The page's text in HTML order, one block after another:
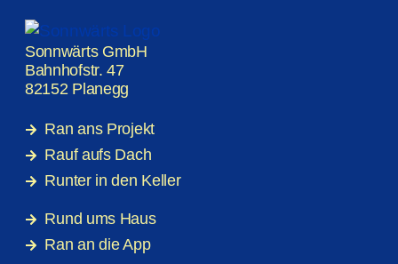
Sonnwärts GmbH
Bahnhofstr. 47
82152 Planegg
Ran ans Projekt
Rauf aufs Dach
Runter in den Keller
Rund ums Haus
Ran an die App